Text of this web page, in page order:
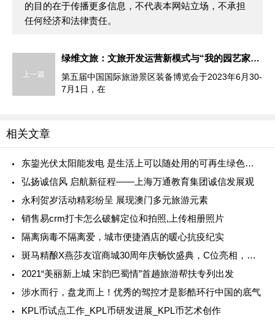
的目的在于传播更多信息，不代表本网站立场，不承担
任何经济和法律责任。
上一篇
绿维文旅：文旅开发运营新模式与“我的园艺家”新探索
第五届中国国际旅游景区装备博览会于2023年6月30-
7月1日，在
相关文章
东鋆光伏太阳能发电 是生活上可以随处用的可再生绿色能源
弘扬诚信风 启航新征程——上海万通教育集团诚信发展观
永利贺岁活动精彩纷呈 展现澳门多元旅游元素
销售易crm打卡怎么破解定位和拍照,上传相册照片
隔离病毒不隔离爱，城市便捷酒店的暖心抗疫纪实
斑马精酿X燕莎友谊商城30周年庆畅饮盛典，C位亮相，诠释年轻锋芒
2021“美丽新上城 宋韵巴蜀情”首趟旅游帮扶专列出发
涉水而行，盘龙而上！优秀的驾控才是影酷环行中国的底气
KPL币试点工作_KPL币研发进展_KPL币艺术创作